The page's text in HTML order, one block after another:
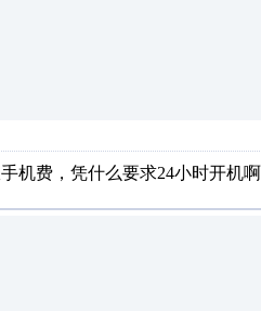
机费，凭什么要求24小时开机啊